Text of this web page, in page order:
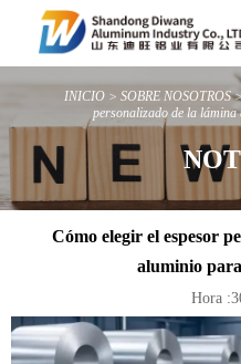
INICIO > SOBRE NOSOTROS
personalizado de la
Cómo elegir el espesor
aluminio
Hora